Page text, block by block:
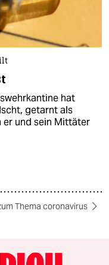
hat
getarnt als
er und sein Mittäter
Thema coronavirus